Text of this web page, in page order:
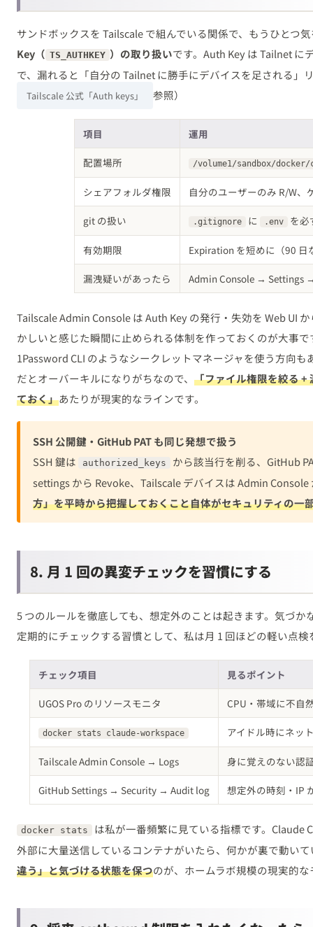
サンドボックスを Tailscale で組んでいる関係で、もうひとつ
Key（ TS_AUTHKEY ）の取り扱いです。Auth Key は Tailnet に
で、漏れると「自分の Tailnet に勝手にデバイスを足される」
Tailscale 公式「Auth keys」 参照）
項目 運用
配置場所 /volume1/sandbox/
シェアフォルダ権限 自分のユーザーのみ R/W、
git の扱い .gitignore に .env を必
有効期限 Expiration を短めに（90 日
漏洩疑いがあったら Admin Console → Settings
Tailscale Admin Console は Auth Key の発行・失効を Web UI
かしいと感じた瞬間に止められる体制を作っておくのが大事
1Password CLI のようなシークレットマネージャを使う方向
だとオーバーキルになりがちなので、 「ファイル権限を絞る +
ておく」あたりが現実的なラインです。
SSH 公開鍵・GitHub PAT も同じ発想で扱う
SSH 鍵は
authorized_keys
から該当行を削る、GitHub
settings から Revoke、Tailscale デバイスは Admin Console
方」を平時から把握しておくこと自体がセキュリティの一
8. 月 1 回の異変チェックを習慣にする
5 つのルールを徹底しても、想定外のことは起きます。気づ
定期的にチェックする習慣として、私は月 1 回ほどの軽い点
チェック項目 見るポイント
UGOS Pro のリソースモニタ CPU・帯域に不自
docker stats claude-workspace アイドル時にネッ
Tailscale Admin Console → Logs 身に覚えのない認
GitHub Settings → Security → Audit log 想定外の時刻・IP
docker stats
は私が一番頻繁に見ている指標です。Claude
外部に大量送信しているコンテナがいたら、何かが裏で動い
違う」と気づける状態を保つのが、ホームラボ規模の現実的